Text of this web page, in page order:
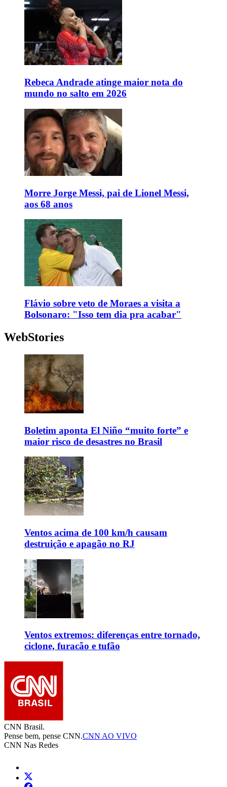
Rebeca Andrade atinge maior nota do
mundo no salto em 2026
Morre Jorge Messi, pai de Lionel Messi,
aos 68 anos
Flávio sobre veto de Moraes a visita a
Bolsonaro: "Isso tem dia pra acabar"
WebStories
Boletim aponta El Niño “muito forte” e
maior risco de desastres no Brasil
Ventos acima de 100 km/h causam
destruição e apagão no RJ
Ventos extremos: diferenças entre tornado,
ciclone, furacão e tufão
CNN Brasil.
Pense bem, pense CNN.CNN AO VIVO
CNN Nas Redes